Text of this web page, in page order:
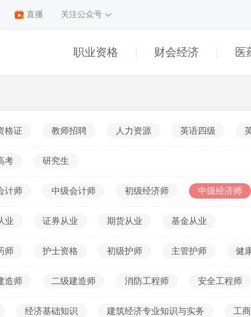
直播 关注公众号
高中
6 普通话
真题解析
职业资格 财会经济 医
格证 教师招聘 人力资源 英语四级
考 研究生
计师 中级会计师 初级经济师 中级经济师
业 证券从业 期货从业 基金从业
师 护士资格 初级护师 主管护师 健
造师 二级建造师 消防工程师 安全工程师
经济基础知识 建筑经济专业知识与实务 工